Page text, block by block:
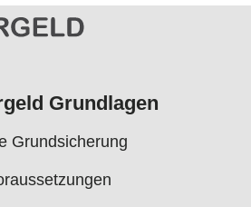
Grundlagen
Grundsicherung